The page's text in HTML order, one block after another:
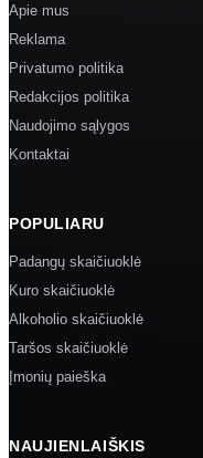
Apie mus
Reklama
Privatumo politika
Redakcijos politika
Naudojimo sąlygos
Kontaktai
POPULIARU
Padangų skaičiuoklė
Kuro skaičiuoklė
Alkoholio skaičiuoklė
Taršos skaičiuoklė
Įmonių paieška
NAUJIENLAIŠKIS